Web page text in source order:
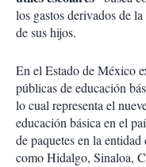
los gastos derivados de
de sus hijos.
En el Estado de México
públicas de educación
lo cual representa el
educación básica en el
de paquetes en la
como Hidalgo, Sinaloa,